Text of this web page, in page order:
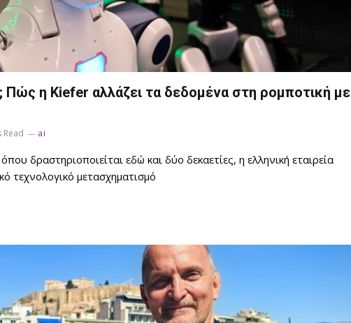
η Kiefer αλλάζει τα δεδομένα στη ρομποτική με
Read ai
δραστηριοποιείται εδώ και δύο δεκαετίες, η ελληνική εταιρεία
τεχνολογικό μετασχηματισμό